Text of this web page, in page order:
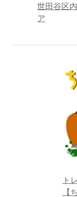
世田谷区
ア
ト
【